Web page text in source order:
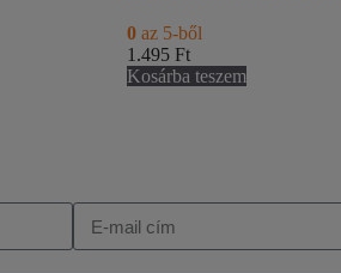
0 az 5-ből
1.495 Ft
Kosárba teszem